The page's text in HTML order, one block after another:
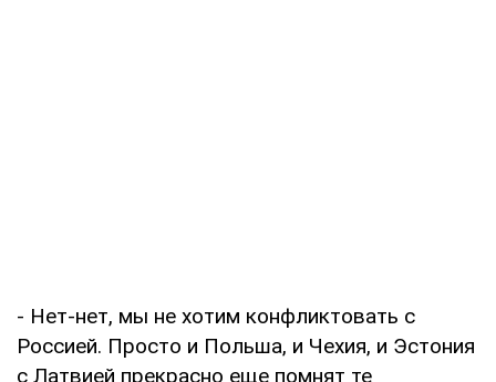
- Нет-нет, мы не хотим конфликтовать с
Россией. Просто и Польша, и Чехия, и Эстония
с Латвией прекрасно еще помнят те